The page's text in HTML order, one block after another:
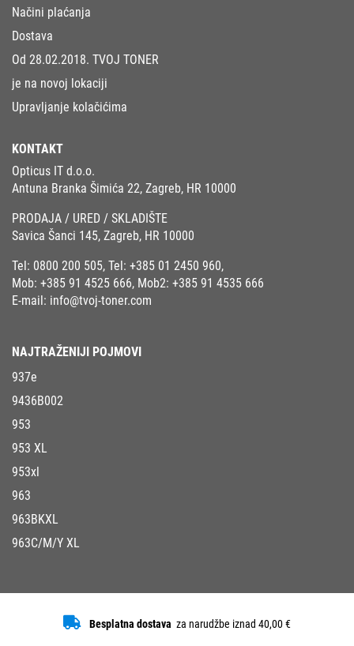
Načini plaćanja
Dostava
Od 28.02.2018. TVOJ TONER
je na novoj lokaciji
Upravljanje kolačićima
KONTAKT
Opticus IT d.o.o.
Antuna Branka Šimića 22, Zagreb, HR 10000
PRODAJA / URED / SKLADIŠTE
Savica Šanci 145, Zagreb, HR 10000
Tel: 0800 200 505, Tel: +385 01 2450 960,
Mob: +385 91 4525 666, Mob2: +385 91 4535 666
E-mail: info@tvoj-toner.com
NAJTRAŽENIJI POJMOVI
937e
9436B002
953
953 XL
953xl
963
963BKXL
963C/M/Y XL
Besplatna dostava za narudžbe iznad 40,00 €